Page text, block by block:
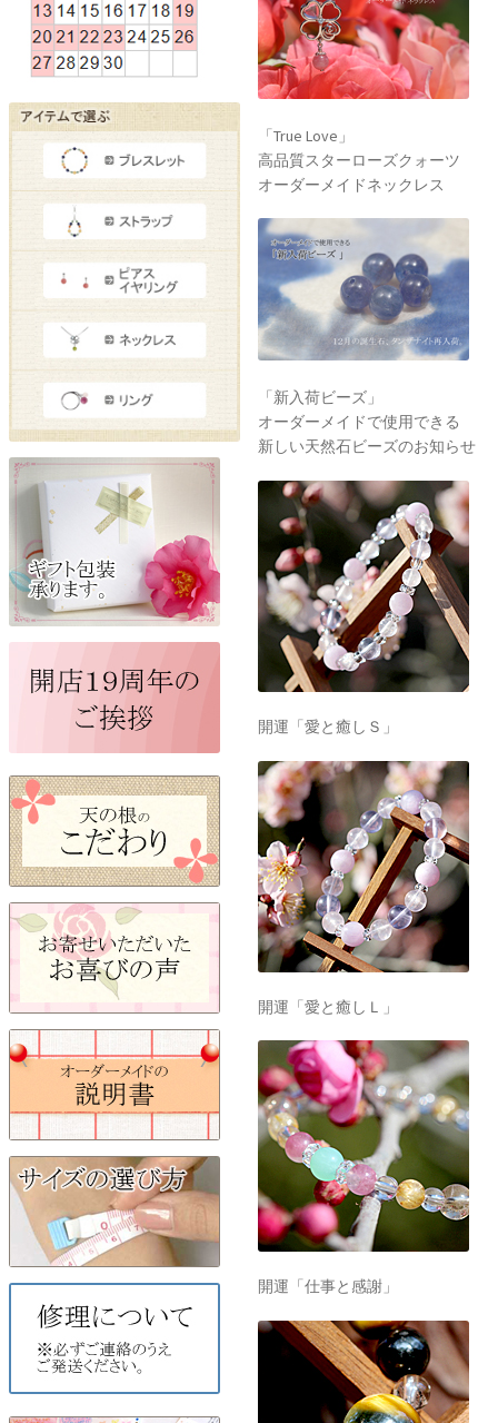
「True Love」
高品質スターローズクォーツ
オーダーメイドネックレス
「新入荷ビーズ」
オーダーメイドで使用できる
新しい天然石ビーズのお知らせ
開運「愛と癒しＳ」
開運「愛と癒しＬ」
開運「仕事と感謝」